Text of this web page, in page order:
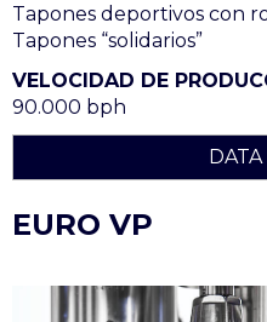
Tapones deportivos con
Tapones “solidarios”
VELOCIDAD DE
90.000 bph
EURO VP